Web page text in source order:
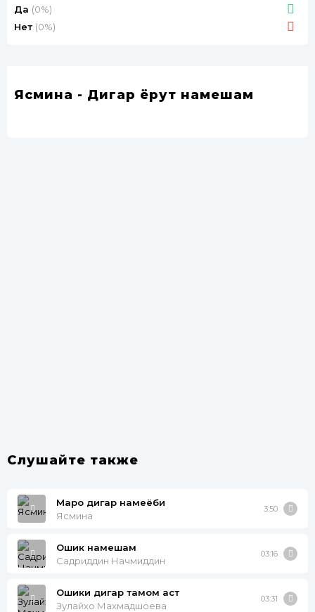
Да (0%)
Нет (0%)
Ясмина - Дигар ёрут намешам
Слушайте также
Маро дигар намеёби
Ясмина
3:50
Ошик намешам
Садриддин Начмиддин
03:16
Ошики дигар тамом аст
Зулайхо Махмадшоева
03:31